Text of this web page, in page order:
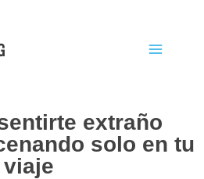
extraño
solo en tu
viaje